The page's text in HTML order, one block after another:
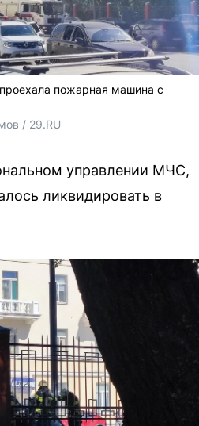
пожарная машина с
/ 29.RU
управлении МЧС,
ликвидировать в